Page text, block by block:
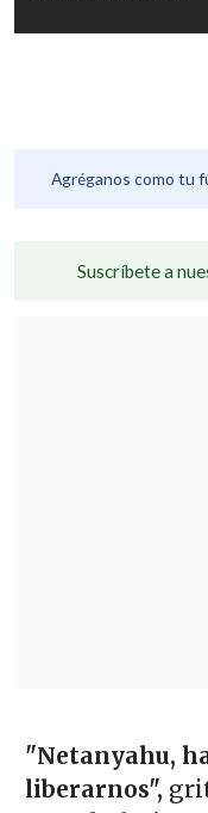
Agréganos como tu
Suscríbete a
"Netanyahu,
liberarnos",